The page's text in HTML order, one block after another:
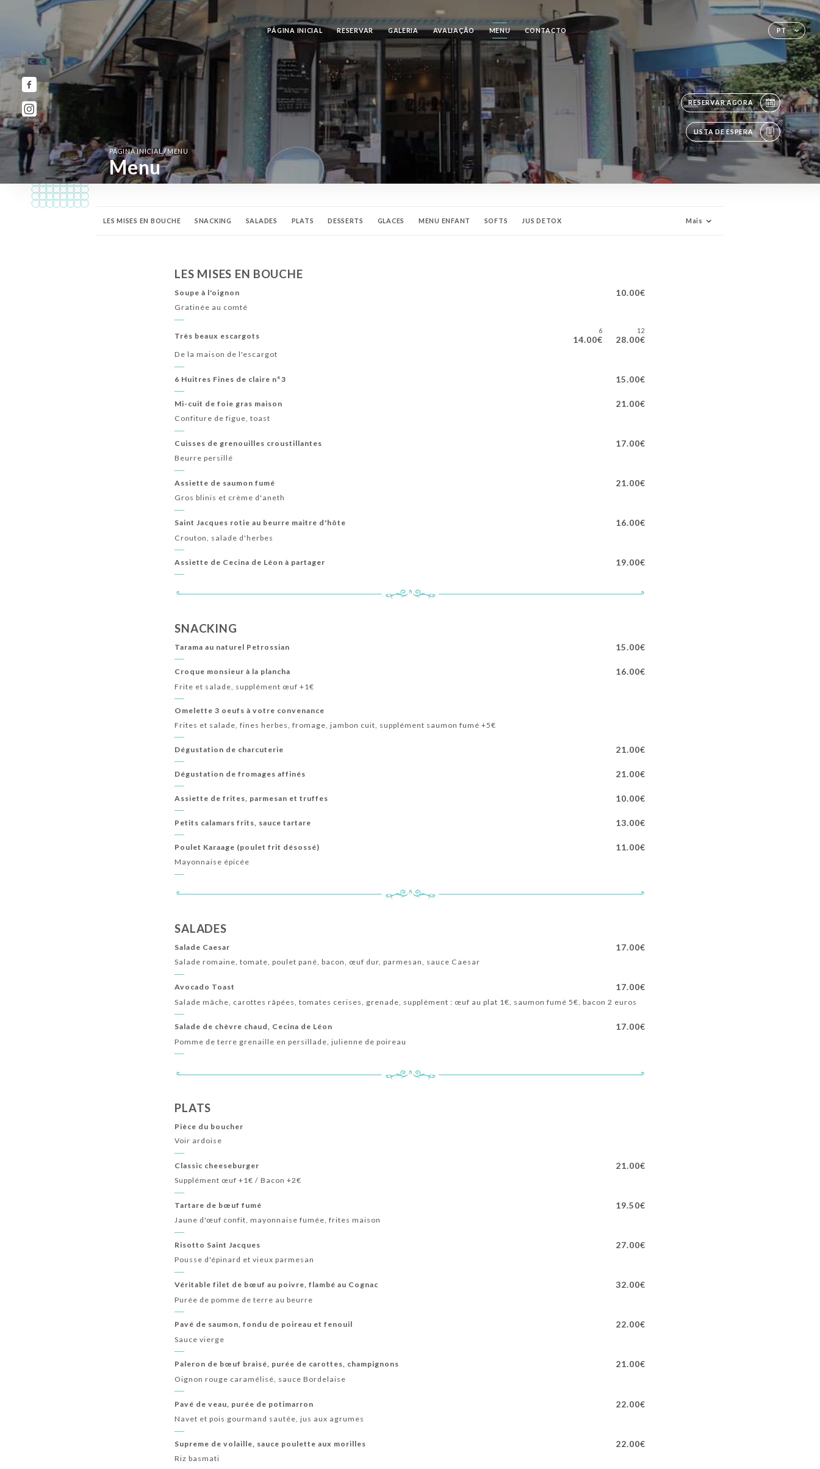
PT
PÁGINA INICIAL RESERVAR GALERIA AVALIAÇÃO MENU CONTACTO
RESERVAR AGORA
LISTA DE ESPERA
PÁGINA INICIAL/ MENU
Menu
LES MISES EN BOUCHE SNACKING SALADES PLATS DESSERTS GLACES MENU ENFANT SOFTS JUS DETOX
VODKA COCKTAILS SIGNATURE COCKTAILS SANS ALCOOL
CAFÉTERIE LATTE MACCHIATO & CHAI & ICED COFFEE
Mais
LES MISES EN BOUCHE
Soupe à l'oignon 10.00€
Gratinée au comté
Très beaux escargots
6
14.00€
12
28.00€
De la maison de l'escargot
6 Huitres Fines de claire n°3 15.00€
Mi-cuit de foie gras maison 21.00€
Confiture de figue, toast
Cuisses de grenouilles croustillantes 17.00€
Beurre persillé
Assiette de saumon fumé 21.00€
Gros blinis et crème d'aneth
Saint Jacques rotie au beurre maitre d'hôte 16.00€
Crouton, salade d'herbes
Assiette de Cecina de Léon à partager 19.00€
SNACKING
Tarama au naturel Petrossian 15.00€
Croque monsieur à la plancha 16.00€
Frite et salade, supplément œuf +1€
Omelette 3 oeufs à votre convenance
Frites et salade, fines herbes, fromage, jambon cuit, supplément saumon fumé +5€
Dégustation de charcuterie 21.00€
Dégustation de fromages affinés 21.00€
Assiette de frites, parmesan et truffes 10.00€
Petits calamars frits, sauce tartare 13.00€
Poulet Karaage (poulet frit désossé) 11.00€
Mayonnaise épicée
SALADES
Salade Caesar 17.00€
Salade romaine, tomate, poulet pané, bacon, œuf dur, parmesan, sauce Caesar
Avocado Toast 17.00€
Salade mâche, carottes râpées, tomates cerises, grenade, supplément : œuf au plat 1€, saumon fumé 5€, bacon 2 euros
Salade de chèvre chaud, Cecina de Léon 17.00€
Pomme de terre grenaille en persillade, julienne de poireau
PLATS
Pièce du boucher
Voir ardoise
Classic cheeseburger 21.00€
Supplément œuf +1€ / Bacon +2€
Tartare de bœuf fumé 19.50€
Jaune d'œuf confit, mayonnaise fumée, frites maison
Risotto Saint Jacques 27.00€
Pousse d'épinard et vieux parmesan
Véritable filet de bœuf au poivre, flambé au Cognac 32.00€
Purée de pomme de terre au beurre
Pavé de saumon, fondu de poireau et fenouil 22.00€
Sauce vierge
Paleron de bœuf braisé, purée de carottes, champignons 21.00€
Oignon rouge caramélisé, sauce Bordelaise
Pavé de veau, purée de potimarron 22.00€
Navet et pois gourmand sautée, jus aux agrumes
Supreme de volaille, sauce poulette aux morilles 22.00€
Riz basmati